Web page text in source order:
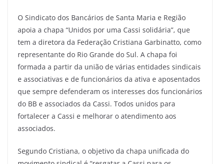
O Sindicato dos Bancários de Santa Maria e Região
apoia a chapa “Unidos por uma Cassi solidária”, que
tem a diretora da Federação Cristiana Garbinatto, como
representante do Rio Grande do Sul. A chapa foi
formada a partir da união de várias entidades sindicais
e associativas e de funcionários da ativa e aposentados
que sempre defenderam os interesses dos funcionários
do BB e associados da Cassi. Todos unidos para
fortalecer a Cassi e melhorar o atendimento aos
associados.
Segundo Cristiana, o objetivo da chapa unificada do